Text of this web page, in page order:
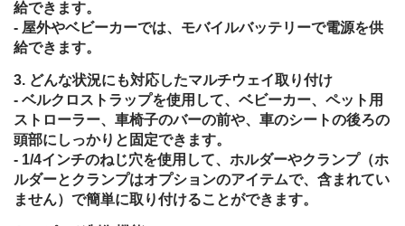
給できます。
- 屋外やベビーカーでは、モバイルバッテリーで電源を供
給できます。
どんな状況にも対応したマルチウェイ取り付け
- ベルクロストラップを使用して、ベビーカー、ペット用
ストローラー、車椅子のバーの前や、車のシートの後ろの
頭部にしっかりと固定できます。
- 1/4インチのねじ穴を使用して、ホルダーやクランプ（ホ
ルダーとクランプはオプションのアイテムで、含まれてい
ません）で簡単に取り付けることができます。